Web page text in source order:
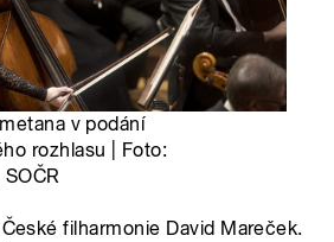
v podání
rozhlasu | Foto:
filharmonie David Mareček.